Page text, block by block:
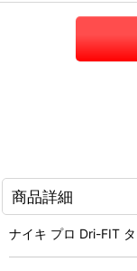
商品詳細
ナイキ プロ Dri-FIT